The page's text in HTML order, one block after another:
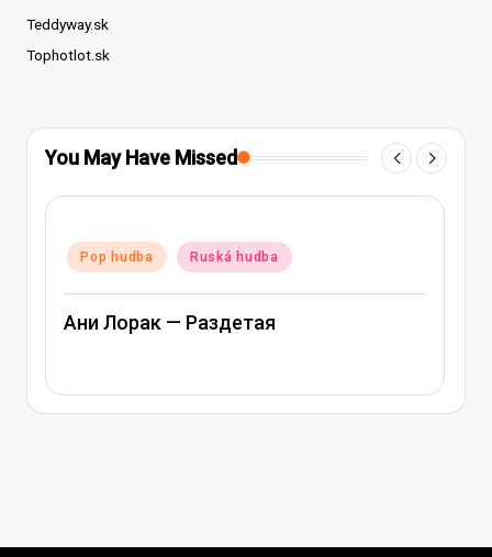
Teddyway.sk
Tophotlot.sk
You May Have Missed
Posted
Pop hudba Ruská hudba
Ани Лорак — Раздетая